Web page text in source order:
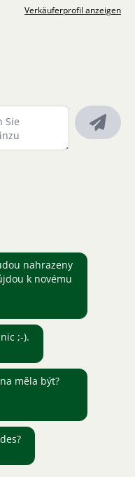
Verkäuferprofil anzeigen
nahrazeny
k novému
;-).
měla být?